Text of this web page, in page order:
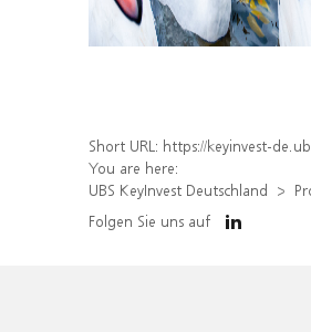
Short URL: https://keyinvest-de.ubs.com/produkt/detail/
You are here:
UBS KeyInvest Deutschland
Folgen Sie uns auf